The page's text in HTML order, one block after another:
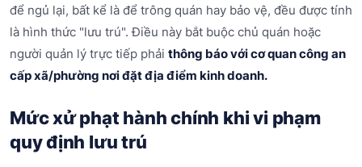
để ngủ lại, bất kể là để trông quán hay bảo vệ, đều được tính
là hình thức "lưu trú". Điều này bắt buộc chủ quán hoặc
người quản lý trực tiếp phải thông báo với cơ quan công an
cấp xã/phường nơi đặt địa điểm kinh doanh.
Mức xử phạt hành chính khi vi phạm
quy định lưu trú